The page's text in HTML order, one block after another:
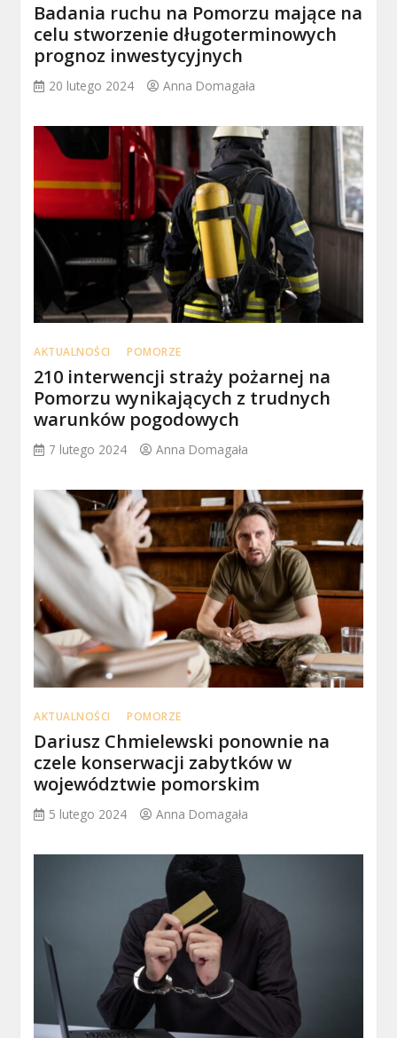
Badania ruchu na Pomorzu mające na
celu stworzenie długoterminowych
prognoz inwestycyjnych
20 lutego 2024 Anna Domagała
AKTUALNOŚCI POMORZE
210 interwencji straży pożarnej na
Pomorzu wynikających z trudnych
warunków pogodowych
7 lutego 2024 Anna Domagała
AKTUALNOŚCI POMORZE
Dariusz Chmielewski ponownie na
czele konserwacji zabytków w
województwie pomorskim
5 lutego 2024 Anna Domagała